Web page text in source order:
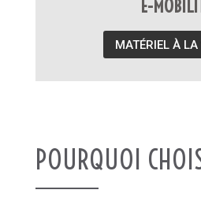
E-
MATÉRIEL À LA
POURQUOI